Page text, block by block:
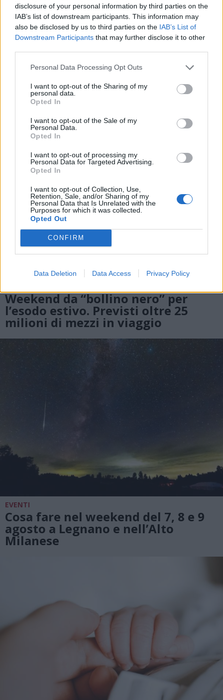
disclosure of your personal information by third parties on the
IAB’s list of downstream participants. This information may
also be disclosed by us to third parties on the IAB’s List of
Downstream Participants that may further disclose it to other
Personal Data Processing Opt Outs
I want to opt-out of the Sharing of my
personal data.
Opted In
I want to opt-out of the Sale of my
Personal Data.
Opted In
I want to opt-out of processing my
Personal Data for Targeted Advertising.
Opted In
I want to opt-out of Collection, Use,
Retention, Sale, and/or Sharing of my
Personal Data that Is Unrelated with the
Purposes for which it was collected.
Opted Out
CONFIRM
Data Deletion Data Access Privacy Policy
Weekend da “bollino nero” per
l’esodo estivo. Previsti oltre 25
milioni di mezzi in viaggio
EVENTI
Cosa fare nel weekend del 7, 8 e 9
agosto a Legnano e nell’Alto
Milanese